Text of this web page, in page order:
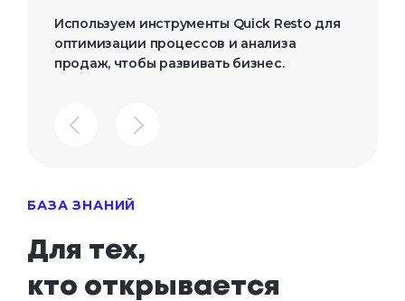
Используем инструменты Quick Resto для
оптимизации процессов и анализа
продаж, чтобы развивать бизнес.
БАЗА ЗНАНИЙ
Для тех,
кто открывается